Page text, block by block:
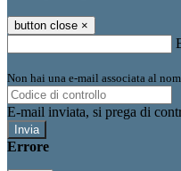
button close ×
Non hai una e-mail associata al
E-mail inviata, si prega di
Errore